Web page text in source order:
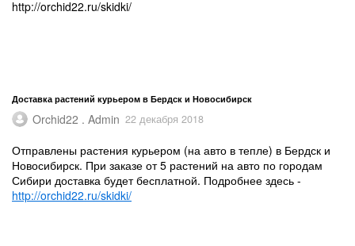
http://orchid22.ru/skidki/
Доставка растений курьером в Бердск и Новосибирск
Orchid22 . Admin 22 декабря 2018
Отправлены растения курьером (на авто в тепле) в Бердск и
Новосибирск. При заказе от 5 растений на авто по городам
Сибири доставка будет бесплатной. Подробнее здесь -
http://orchid22.ru/skidki/